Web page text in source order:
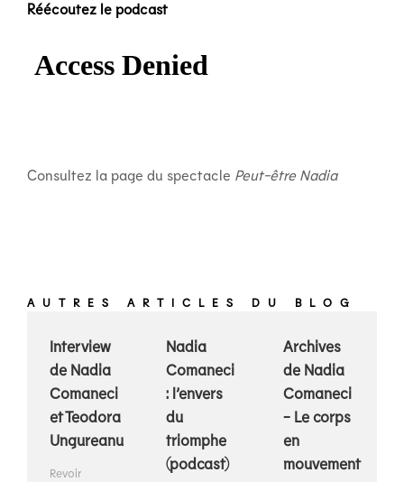
Réécoutez le podcast
Consultez la page du spectacle Peut-être Nadia
AUTRES ARTICLES DU BLOG
Interview
de Nadia
Comaneci
et Teodora
Ungureanu
Revoir
Nadia
Comaneci
: l’envers
du
triomphe
(podcast)
Archives
de Nadia
Comaneci
- Le corps
en
mouvement